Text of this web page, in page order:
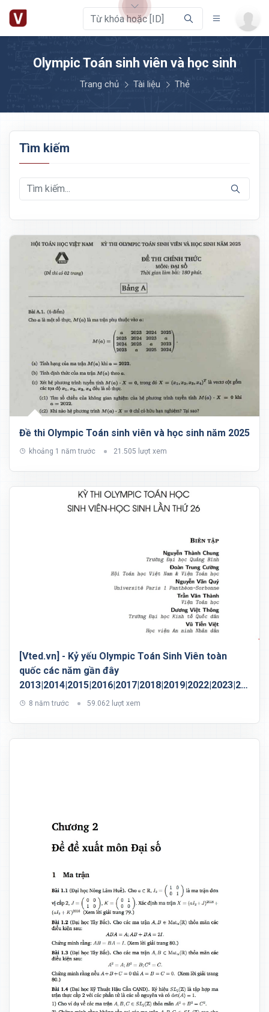
Olympic Toán sinh viên và học sinh
Trang chủ Tài liệu Thẻ
Tìm kiếm
Đề thi Olympic Toán sinh viên và học sinh năm 2025
khoảng 1 năm trước 21.505 lượt xem
[Vted.vn] - Kỷ yếu Olympic Toán Sinh Viên toàn
quốc các năm gần đây
2013|2014|2015|2016|2017|2018|2019|2022|2023|20
24|2025
8 năm trước 59.062 lượt xem